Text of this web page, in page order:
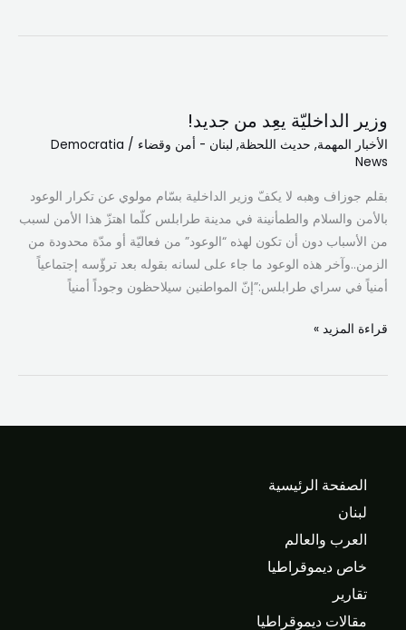
وزير الداخليّة يعِد من جديد!
الأخبار المهمة, حديث اللحظة, لبنان - أمن وقضاء /
Democratia
News
بقلم جوزاف وهبه لا يكفّ وزير الداخلية بسّام مولوي عن تكرار الوعود
بالأمن والسلام والطمأنينة في مدينة طرابلس كلّما اهتزّ هذا الأمن لسبب
من الأسباب دون أن تكون لهذه “الوعود” من فعاليّة أو مدّة محدودة من
الزمن..وآخر هذه الوعود ما جاء على لسانه بقوله بعد ترؤّسه إجتماعياً
أمنياً في سراي طرابلس:”إنّ المواطنين سيلاحظون وجوداً أمنياً
يعِد
من
جديد!
قراءة المزيد »
الصفحة الرئيسية
لبنان
العرب والعالم
خاص ديموقراطيا
تقارير
مقالات ديموقراطيا